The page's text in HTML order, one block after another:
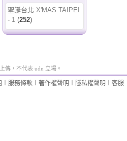
聖誕台北 X'MAS TAIPEI
- 1 (252)
傳，不代表 udn 立場。
服務條款 著作權聲明 隱私權聲明 客服